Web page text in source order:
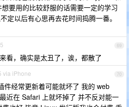
要用的比较舒服的话需要一定的学习
定以后有心思再去花时间捣腾一番。
69
看，确实是太丑了，诶，都散了
70
via iPhone
件经常更新着可能就坏了 我的 web
近在 Safari 上就坏掉了 并不反对能一